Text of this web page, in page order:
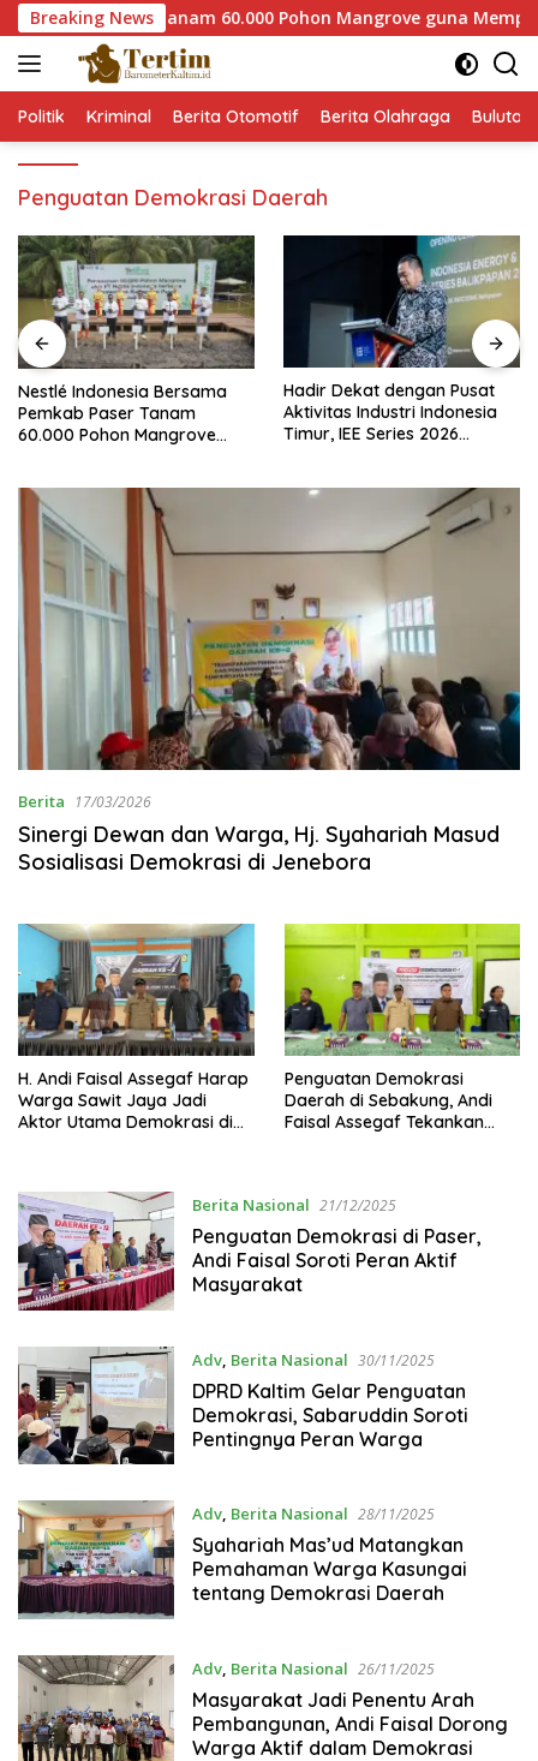
Langsung
ke
konten
Breaking News
Paser Tanam 60.000 Pohon Mangrove guna Memperkuat
Politik Kriminal Berita Otomotif Berita Olahraga
Penguatan Demokrasi Daerah
Hadir Dekat dengan Pusat
Aktivitas Industri Indonesia
Timur, IEE Series 2026
Keselamatan Kerja Semakin
Dipandang Sebagai
InvestasiStrategis Industri
Berita 17/03/2026
Sinergi Dewan dan Warga, Hj. Syahariah Masud
Sosialisasi Demokrasi di Jenebora
H. Andi Faisal Assegaf Harap
Warga Sawit Jaya Jadi
Aktor Utama Demokrasi di
Penguatan Demokrasi
Daerah di Sebakung, Andi
Faisal Assegaf Tekankan
Berita Nasional 21/12/2025
Penguatan Demokrasi di Paser,
Andi Faisal Soroti Peran Aktif
Masyarakat
Adv, Berita Nasional 30/11/2025
DPRD Kaltim Gelar Penguatan
Demokrasi, Sabaruddin Soroti
Pentingnya Peran Warga
Adv, Berita Nasional 28/11/2025
Syahariah Mas’ud Matangkan
Pemahaman Warga Kasungai
tentang Demokrasi Daerah
Adv, Berita Nasional 26/11/2025
Masyarakat Jadi Penentu Arah
Pembangunan, Andi Faisal Dorong
Warga Aktif dalam Demokrasi